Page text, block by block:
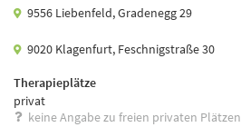
9556 Liebenfeld, Gradenegg 29
9020 Klagenfurt, Feschnigstraße 30
Therapieplätze
privat
keine Angabe zu freien privaten Plätzen